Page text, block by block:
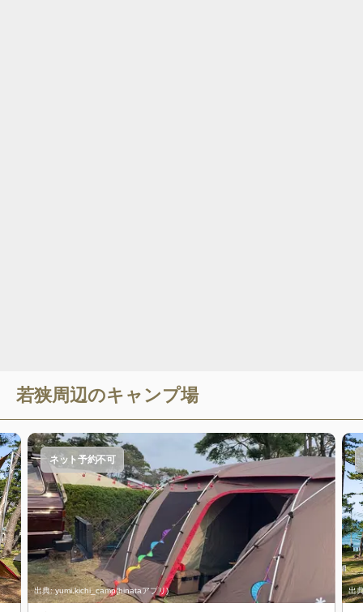
若狭周辺のキャンプ場
出典:yumi.kichi_camp(hinataアプリ)
ネット予約不可
出